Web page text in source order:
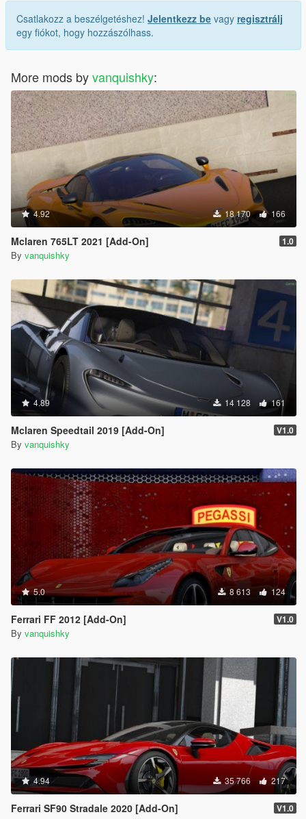
Csatlakozz a beszélgetéshez! Jelentkezz be vagy regisztrálj
egy fiókot, hogy hozzászólhass.
More mods byvanquishky:
4.92 18 170 166
Mclaren 765LT 2021 [Add-On] 1.0
By vanquishky
4.89 14 128 161
Mclaren Speedtail 2019 [Add-On] V1.0
By vanquishky
5.0 8 613 124
Ferrari FF 2012 [Add-On] V1.0
By vanquishky
4.94 35 766 217
Ferrari SF90 Stradale 2020 [Add-On] V1.0